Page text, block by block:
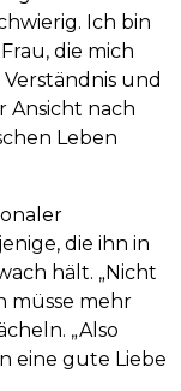
Ich bin
die mich
und
Ansicht nach
Leben
die ihn in
hält. „Nicht
müsse mehr
„Also
eine gute Liebe